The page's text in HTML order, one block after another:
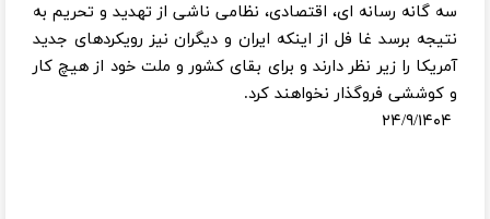
سه گانه رسانه ای، اقتصادی، نظامی ناشی از تهدید و تحریم به
نتیجه برسد غا فل از اینکه ایران و دیگران نیز رویکردهای جدید
آمریکا را زیر نظر دارند و برای بقای کشور و ملت خود از هیچ کار
و کوششی فروگذار نخواهند کرد.